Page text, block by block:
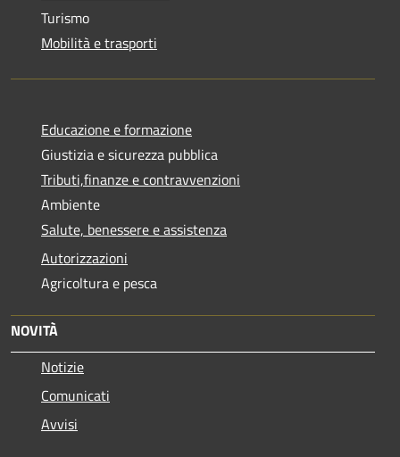
Turismo
Mobilità e trasporti
Educazione e formazione
Giustizia e sicurezza pubblica
Tributi,finanze e contravvenzioni
Ambiente
Salute, benessere e assistenza
Autorizzazioni
Agricoltura e pesca
NOVITÀ
Notizie
Comunicati
Avvisi